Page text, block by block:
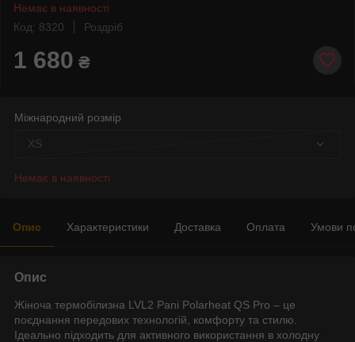
Немає в наявності
Код: 8320
Роздріб
1 680 ₴
Міжнародний розмір
XS
Немає в наявності
Опис Характеристики Доставка Оплата Умови
Опис
Жіноча термобілизна LVL2 Pani Polarheat QS Pro – це
поєднання передових технологій, комфорту та стилю.
Ідеально підходить для активного використання в холодну